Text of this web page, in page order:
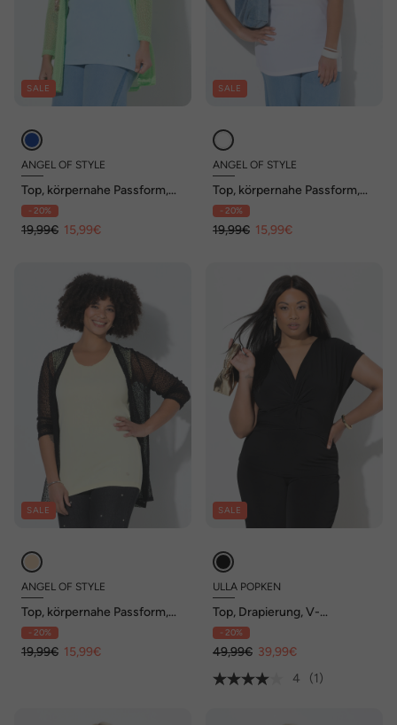
SALE
ANGEL OF STYLE
Top, körpernahe Passform,
Fransenkanten
- 20%
19,99€ 15,99€
SALE
ANGEL OF STYLE
Top, körpernahe Passform,
Fransenkanten
- 20%
19,99€ 15,99€
SALE
ANGEL OF STYLE
Top, körpernahe Passform,
Fransenkanten
- 20%
19,99€ 15,99€
SALE
ULLA POPKEN
Top, Drapierung, V-
Ausschnitt, ärmellos
- 20%
49,99€ 39,99€
4
(1)